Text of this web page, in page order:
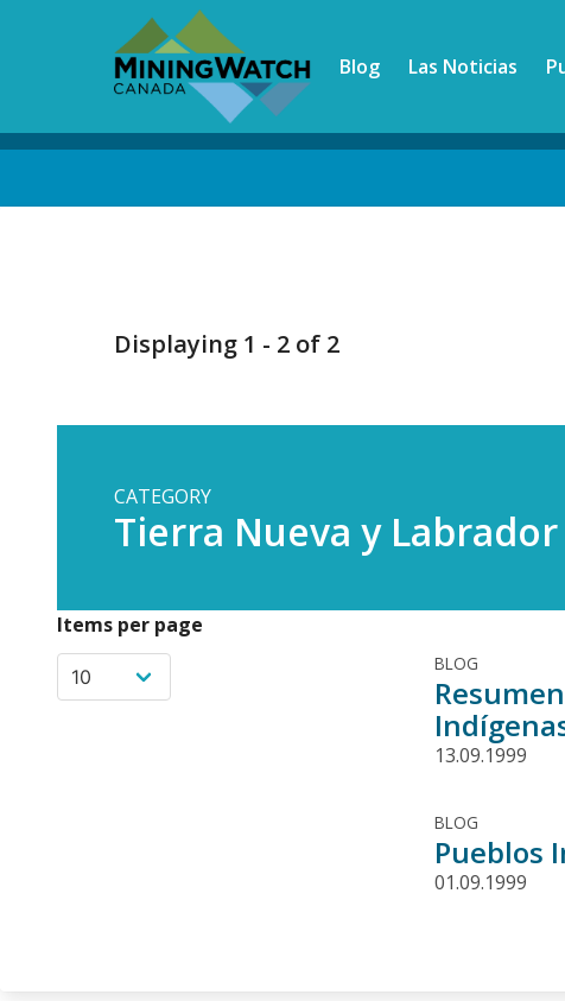
Blog Las Noticias
Displaying 1 - 2 of 2
CATEGORY
Tierra Nueva y Labrador
Items per page
BLOG
13.09.1999
BLOG
Pueblos
01.09.1999